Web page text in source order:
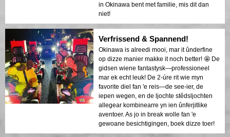
in Okinawa bent met familie, mis dit dan
niet!
Verfrissend & Spannend!
Okinawa is alreedi mooi, mar it ûnderfine
op dizze manier makke it noch better! 🤩 De
gidsen wiene fantastysk—professioneel
mar ek echt leuk! De 2-úre rit wie myn
favorite diel fan 'e reis—de see-ier, de
iepen wegen, en de ljochte stêdsljochten
allegear kombinearre yn ien ûnferjitlike
aventoer. As jo in break wolle fan 'e
gewoane besichtigingen, boek dizze toer!